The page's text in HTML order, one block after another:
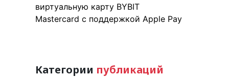
виртуальную карту BYBIT
Mastercard с поддержкой Apple Pay
Категории публикаций